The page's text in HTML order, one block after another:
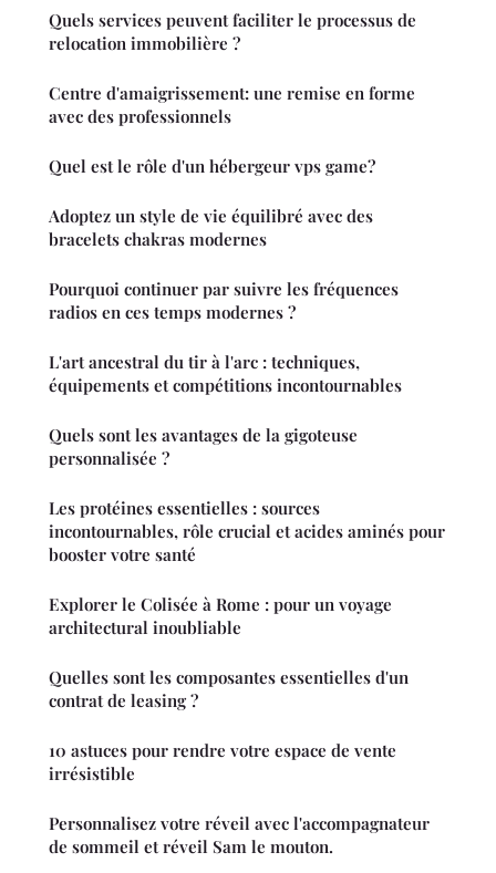
Quels services peuvent faciliter le processus de
relocation immobilière ?
Centre d'amaigrissement: une remise en forme
avec des professionnels
Quel est le rôle d'un hébergeur vps game?
Adoptez un style de vie équilibré avec des
bracelets chakras modernes
Pourquoi continuer par suivre les fréquences
radios en ces temps modernes ?
L'art ancestral du tir à l'arc : techniques,
équipements et compétitions incontournables
Quels sont les avantages de la gigoteuse
personnalisée ?
Les protéines essentielles : sources
incontournables, rôle crucial et acides aminés pour
booster votre santé
Explorer le Colisée à Rome : pour un voyage
architectural inoubliable
Quelles sont les composantes essentielles d'un
contrat de leasing ?
10 astuces pour rendre votre espace de vente
irrésistible
Personnalisez votre réveil avec l'accompagnateur
de sommeil et réveil Sam le mouton.